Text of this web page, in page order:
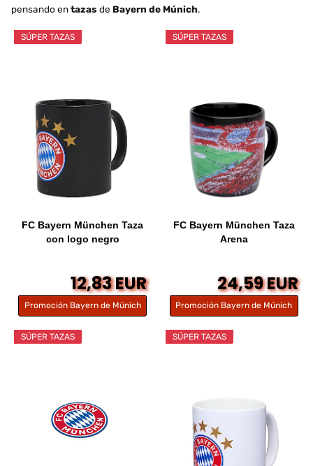
pensando entazas de Bayern de Múnich.
SÚPER TAZAS
FC Bayern München Taza
con logo negro
12,83 EUR
Promoción Bayern de Múnich
SÚPER TAZAS
FC Bayern München Taza
Arena
24,59 EUR
Promoción Bayern de Múnich
SÚPER TAZAS SÚPER TAZAS